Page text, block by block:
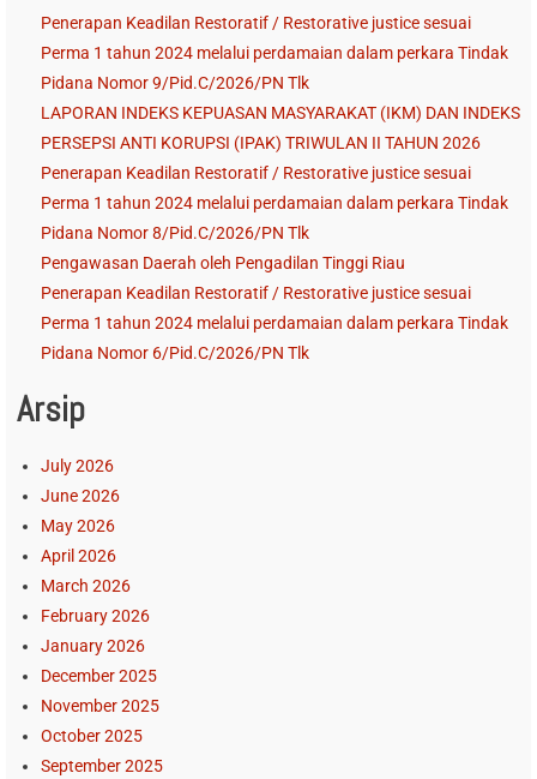
Penerapan Keadilan Restoratif / Restorative justice sesuai
Perma 1 tahun 2024 melalui perdamaian dalam perkara Tindak
Pidana Nomor 9/Pid.C/2026/PN Tlk
LAPORAN INDEKS KEPUASAN MASYARAKAT (IKM) DAN INDEKS
PERSEPSI ANTI KORUPSI (IPAK) TRIWULAN II TAHUN 2026
Penerapan Keadilan Restoratif / Restorative justice sesuai
Perma 1 tahun 2024 melalui perdamaian dalam perkara Tindak
Pidana Nomor 8/Pid.C/2026/PN Tlk
Pengawasan Daerah oleh Pengadilan Tinggi Riau
Penerapan Keadilan Restoratif / Restorative justice sesuai
Perma 1 tahun 2024 melalui perdamaian dalam perkara Tindak
Pidana Nomor 6/Pid.C/2026/PN Tlk
Arsip
July 2026
June 2026
May 2026
April 2026
March 2026
February 2026
January 2026
December 2025
November 2025
October 2025
September 2025